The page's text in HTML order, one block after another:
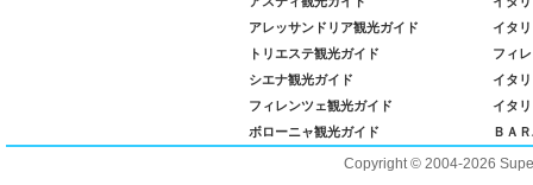
アレッサンドリア観光ガイド
トリエステ観光ガイド
シエナ観光ガイド
フィレンツェ観光ガイド
ボローニャ観光ガイド
イタ
フィ
イタ
イタ
ＢＡ
Copyright © 2004-2026